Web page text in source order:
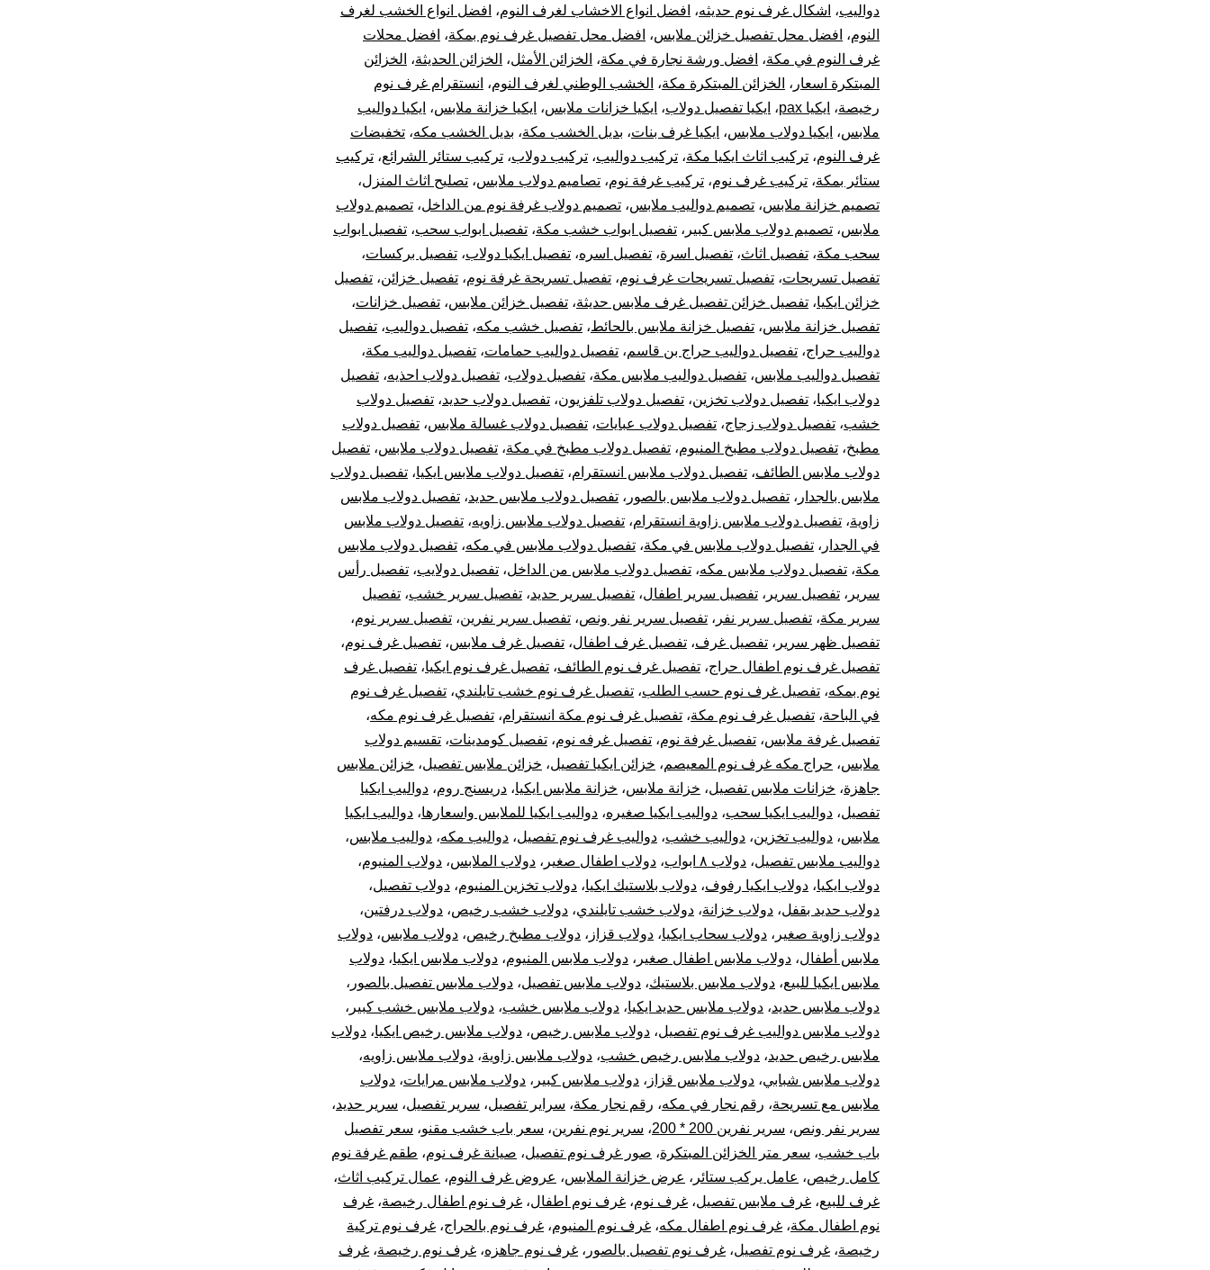
تركيب
غرف
نوم
دولاب
تركيب
الستائر
وتركيب
قطع
أثاث
أيكيا
دواليب، اشكال غرف نوم حديثه، افضل انواع الاخشاب لغرف النوم، افضل انواع الخشب لغرف
النوم، افضل محل تفصيل خزائن ملابس، افضل محل تفصيل غرف نوم بمكة، افضل محلات
غرف النوم في مكة، افضل ورشة نجارة في مكة، الخزائن الأمثل، الخزائن الحديثة، الخزائن
المبتكرة اسعار ، الخزائن المبتكرة مكة، الخشب الوطني لغرف النوم، انستقرام غرف نوم
رخيصة، ايكيا pax ، ايكيا تفصيل دولاب، ايكيا خزانات ملابس، ايكيا خزانة ملابس، ايكيا دواليب
ملابس، ايكيا دولاب ملابس، ايكيا غرف بنات، بديل الخشب مكة، بديل الخشب مكه، تخفيضات
غرف النوم، تركيب اثاث ايكيا مكة، تركيب دواليب، تركيب دولاب، تركيب ستائر الشرائع، تركيب
ستائر بمكة، تركيب غرف نوم، تركيب غرفة نوم، تصاميم دولاب ملابس، تصليح اثاث المنزل،
تصميم خزانة ملابس، تصميم دواليب ملابس، تصميم دولاب غرفة نوم من الداخل، تصميم دولاب
ملابس، تصميم دولاب ملابس كبير ، تفصيل ابواب خشب مكة، تفصيل ابواب سحب، تفصيل ابواب
سحب مكة، تفصيل اثاث، تفصيل اسرة، تفصيل اسره، تفصيل ايكيا دولاب، تفصيل بركسات،
تفصيل تسريحات، تفصيل تسريحات غرف نوم، تفصيل تسريحة غرفة نوم، تفصيل خزائن، تفصيل
خزائن ايكيا، تفصيل خزائن تفصيل غرف ملابس حديثة، تفصيل خزائن ملابس، تفصيل خزانات،
تفصيل خزانة ملابس، تفصيل خزانة ملابس بالحائط، تفصيل خشب مكه، تفصيل دواليب، تفصيل
دواليب حراج، تفصيل دواليب حراج بن قاسم، تفصيل دواليب حمامات، تفصيل دواليب مكة،
تفصيل دواليب ملابس، تفصيل دواليب ملابس مكة، تفصيل دولاب، تفصيل دولاب احذيه، تفصيل
دولاب ايكيا، تفصيل دولاب تخزين، تفصيل دولاب تلفزيون، تفصيل دولاب حديد، تفصيل دولاب
خشب، تفصيل دولاب زجاج، تفصيل دولاب عبايات، تفصيل دولاب غسالة ملابس، تفصيل دولاب
مطبخ، تفصيل دولاب مطبخ المنيوم، تفصيل دولاب مطبخ في مكة، تفصيل دولاب ملابس، تفصيل
دولاب ملابس الطائف، تفصيل دولاب ملابس انستقرام، تفصيل دولاب ملابس ايكيا، تفصيل دولاب
ملابس بالجدار ، تفصيل دولاب ملابس بالصور ، تفصيل دولاب ملابس حديد، تفصيل دولاب ملابس
زاوية، تفصيل دولاب ملابس زاوية انستقرام، تفصيل دولاب ملابس زاويه، تفصيل دولاب ملابس
في الجدار ، تفصيل دولاب ملابس في مكة، تفصيل دولاب ملابس في مكه، تفصيل دولاب ملابس
مكة، تفصيل دولاب ملابس مكه، تفصيل دولاب ملابس من الداخل، تفصيل دولايب، تفصيل رأس
سرير ، تفصيل سرير ، تفصيل سرير اطفال، تفصيل سرير حديد، تفصيل سرير خشب، تفصيل
سرير مكة، تفصيل سرير نفر ، تفصيل سرير نفر ونص، تفصيل سرير نفرين، تفصيل سرير نوم،
تفصيل ظهر سرير ، تفصيل غرف، تفصيل غرف اطفال، تفصيل غرف ملابس، تفصيل غرف نوم،
تفصيل غرف نوم اطفال حراج، تفصيل غرف نوم الطائف، تفصيل غرف نوم ايكيا، تفصيل غرف
نوم بمكه، تفصيل غرف نوم حسب الطلب، تفصيل غرف نوم خشب تايلندي، تفصيل غرف نوم
في الباحة، تفصيل غرف نوم مكة، تفصيل غرف نوم مكة انستقرام، تفصيل غرف نوم مكه،
تفصيل غرفة ملابس، تفصيل غرفة نوم، تفصيل غرفه نوم، تفصيل كومدينات، تقسيم دولاب
ملابس، حراج مكه غرف نوم المعيصم، خزائن ايكيا تفصيل، خزائن ملابس تفصيل، خزائن ملابس
جاهزة، خزانات ملابس تفصيل، خزانة ملابس، خزانة ملابس ايكيا، دريسنج روم، دواليب ايكيا
تفصيل، دواليب ايكيا سحب، دواليب ايكيا صغيره، دواليب ايكيا للملابس واسعارها، دواليب ايكيا
ملابس، دواليب تخزين، دواليب خشب، دواليب غرف نوم تفصيل، دواليب مكه، دواليب ملابس،
دواليب ملابس تفصيل، دولاب ٨ ابواب ، دولاب اطفال صغير ، دولاب الملابس، دولاب المنيوم،
دولاب ايكيا، دولاب ايكيا رفوف، دولاب بلاستيك ايكيا، دولاب تخزين المنيوم، دولاب تفصيل،
دولاب حديد بقفل، دولاب خزانة، دولاب خشب تايلندي، دولاب خشب رخيص، دولاب درفتين،
دولاب زاوية صغير ، دولاب سحاب ايكيا، دولاب قزاز ، دولاب مطبخ رخيص، دولاب ملابس، دولاب
ملابس أطفال، دولاب ملابس اطفال صغير ، دولاب ملابس المنيوم، دولاب ملابس ايكيا، دولاب
ملابس ايكيا للبيع، دولاب ملابس بلاستيك، دولاب ملابس تفصيل، دولاب ملابس تفصيل بالصور ،
دولاب ملابس حديد، دولاب ملابس حديد ايكيا، دولاب ملابس خشب، دولاب ملابس خشب كبير ،
دولاب ملابس دواليب غرف نوم تفصيل، دولاب ملابس رخيص، دولاب ملابس رخيص ايكيا، دولاب
ملابس رخيص حديد، دولاب ملابس رخيص خشب، دولاب ملابس زاوية، دولاب ملابس زاويه،
دولاب ملابس شبابي، دولاب ملابس قزاز ، دولاب ملابس كبير ، دولاب ملابس مرايات، دولاب
ملابس مع تسريحة، رقم نجار في مكه، رقم نجار مكة، سراير تفصيل، سرير تفصيل، سرير حديد،
سرير نفر ونص، سرير نفرين 200 * 200 ، سرير نوم نفرين، سعر باب خشب مقنو، سعر تفصيل
باب خشب، سعر متر الخزائن المبتكرة، صور غرف نوم تفصيل، صيانة غرف نوم، طقم غرفة نوم
كامل رخيص، عامل يركب ستائر ، عرض خزانة الملابس، عروض غرف النوم، عمال تركيب اثاث،
غرف للبيع، غرف ملابس تفصيل، غرف نوم، غرف نوم اطفال، غرف نوم اطفال رخيصة، غرف
نوم اطفال مكة، غرف نوم اطفال مكه، غرف نوم المنيوم، غرف نوم بالحراج، غرف نوم تركية
رخيصة، غرف نوم تفصيل، غرف نوم تفصيل بالصور ، غرف نوم جاهزه، غرف نوم رخيصة، غرف